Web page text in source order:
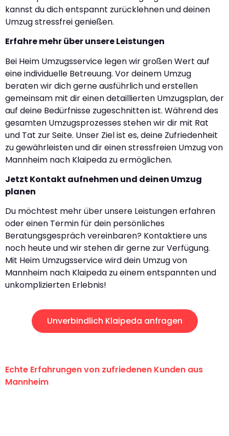
kannst du dich entspannt zurücklehnen und deinen
Umzug stressfrei genießen.
Erfahre mehr über unsere Leistungen
Bei Heim Umzugsservice legen wir großen Wert auf
eine individuelle Betreuung. Vor deinem Umzug
beraten wir dich gerne ausführlich und erstellen
gemeinsam mit dir einen detaillierten Umzugsplan, der
auf deine Bedürfnisse zugeschnitten ist. Während des
gesamten Umzugsprozesses stehen wir dir mit Rat
und Tat zur Seite. Unser Ziel ist es, deine Zufriedenheit
zu gewährleisten und dir einen stressfreien Umzug von
Mannheim nach Klaipeda zu ermöglichen.
Jetzt Kontakt aufnehmen und deinen Umzug
planen
Du möchtest mehr über unsere Leistungen erfahren
oder einen Termin für dein persönliches
Beratungsgespräch vereinbaren? Kontaktiere uns
noch heute und wir stehen dir gerne zur Verfügung.
Mit Heim Umzugsservice wird dein Umzug von
Mannheim nach Klaipeda zu einem entspannten und
unkomplizierten Erlebnis!
Unverbindlich Klaipeda anfragen
Echte Erfahrungen von zufriedenen Kunden aus
Mannheim